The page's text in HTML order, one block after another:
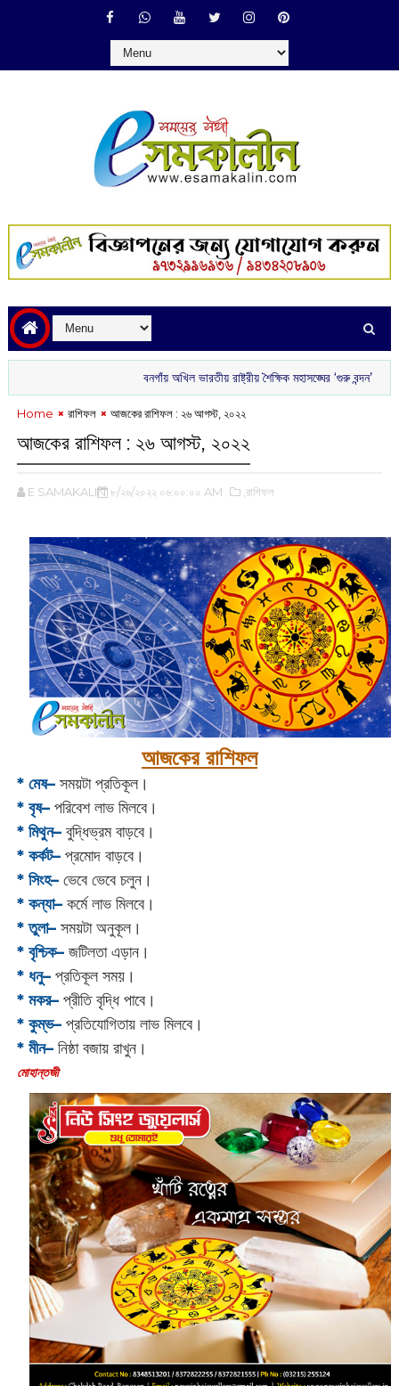
বনগাঁয় অখিল ভারতীয় রাষ্ট্রীয় শৈক্ষিক মহাসঙ্ঘের ‘গুরু বন্দন’ রাতে
Home রাশিফল আজকের রাশিফল : ২৬ আগস্ট, ২০২২
আজকের রাশিফল : ২৬ আগস্ট, ২০২২
E SAMAKALIN ৮/২৬/২০২২ ০৬:০০:০০ AM ,রাশিফল
আজকের রাশিফল
* মেষ–সময়টা প্রতিকূল।
* বৃষ–পরিবেশ লাভ মিলবে।
* মিথুন–বুদ্ধিভ্রম বাড়বে।
* কর্কট–প্রমোদ বাড়বে।
* সিংহ–ভেবে ভেবে চলুন।
* কন্যা–কর্মে লাভ মিলবে।
* তুলা–সময়টা অনুকূল।
* বৃশ্চিক–জটিলতা এড়ান।
* ধনু–প্রতিকূল সময়।
* মকর–প্রীতি বৃদ্ধি পাবে।‌
* কুম্ভ–প্রতিযোগিতায় লাভ মিলবে।
* মীন–নিষ্ঠা বজায় রাখুন।
‌মোহান্তজী‌‌‌‌‌‌‌‌‌‌‌‌‌‌‌‌‌